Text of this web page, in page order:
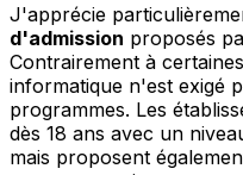
J'apprécie
d'admission proposés
Contrairement à
informatique n'est exigé
programmes. Les
dès 18 ans avec un
mais proposent